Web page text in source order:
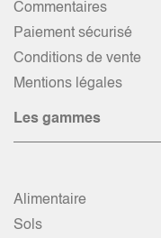
Commentaires
Paiement sécurisé
Conditions de vente
Mentions légales
Les gammes
Alimentaire
Sols